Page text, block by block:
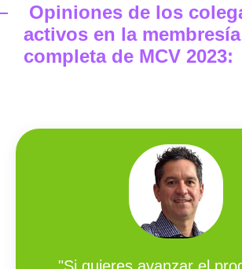
Opiniones de los
activos en la membresía
completa de MCV 2023: